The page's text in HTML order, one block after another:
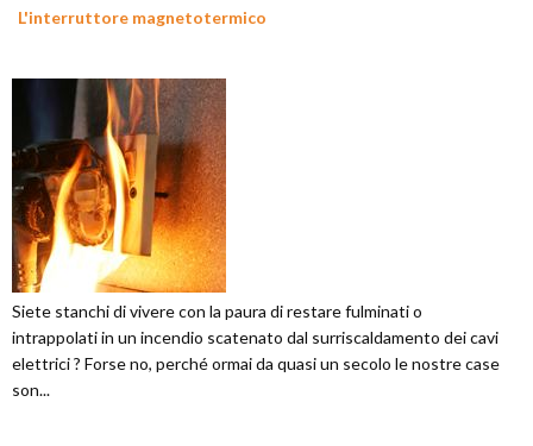
L'interruttore magnetotermico
Siete stanchi di vivere con la paura di restare fulminati o
intrappolati in un incendio scatenato dal surriscaldamento dei cavi
elettrici ? Forse no, perché ormai da quasi un secolo le nostre case
son...